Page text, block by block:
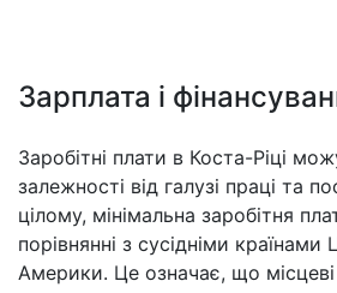
Зарплата і
Заробітні плати в Коста-Ріці
залежності від галузі праці та
цілому, мінімальна заробітня
порівнянні з сусідніми країнами
Америки. Це означає, що